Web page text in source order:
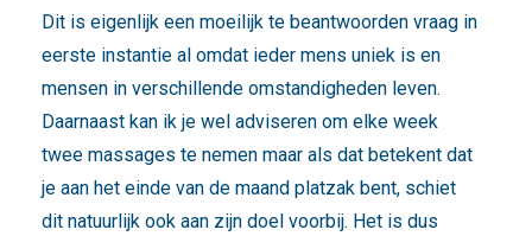
Dit is eigenlijk een moeilijk te beantwoorden vraag in
eerste instantie al omdat ieder mens uniek is en
mensen in verschillende omstandigheden leven.
Daarnaast kan ik je wel adviseren om elke week
twee massages te nemen maar als dat betekent dat
je aan het einde van de maand platzak bent, schiet
dit natuurlijk ook aan zijn doel voorbij. Het is dus